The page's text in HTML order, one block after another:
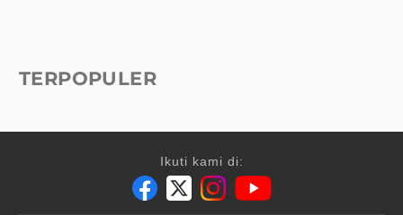
TERPOPULER
Ikuti kami di: